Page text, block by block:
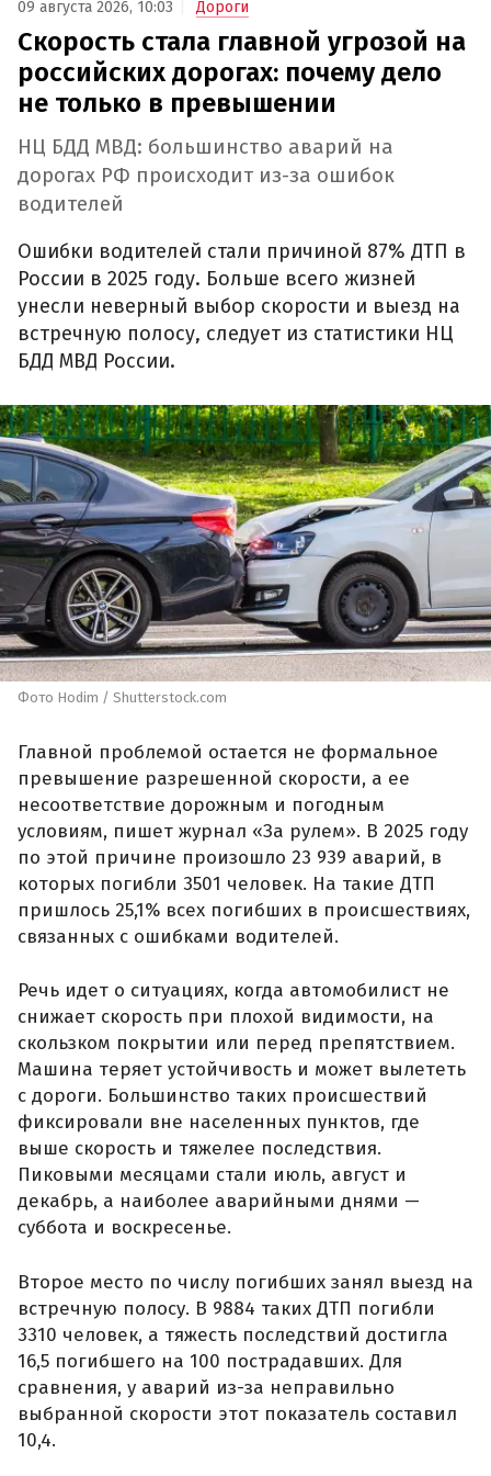
09 августа 2026, 10:03 Дороги
Скорость стала главной угрозой на
российских дорогах: почему дело
не только в превышении
НЦ БДД МВД: большинство аварий на
дорогах РФ происходит из-за ошибок
водителей
Ошибки водителей стали причиной 87% ДТП в
России в 2025 году. Больше всего жизней
унесли неверный выбор скорости и выезд на
встречную полосу, следует из статистики НЦ
БДД МВД России.
Фото Hodim / Shutterstock.com
Главной проблемой остается не формальное
превышение разрешенной скорости, а ее
несоответствие дорожным и погодным
условиям, пишет журнал «За рулем». В 2025 году
по этой причине произошло 23 939 аварий, в
которых погибли 3501 человек. На такие ДТП
пришлось 25,1% всех погибших в происшествиях,
связанных с ошибками водителей.
Речь идет о ситуациях, когда автомобилист не
снижает скорость при плохой видимости, на
скользком покрытии или перед препятствием.
Машина теряет устойчивость и может вылететь
с дороги. Большинство таких происшествий
фиксировали вне населенных пунктов, где
выше скорость и тяжелее последствия.
Пиковыми месяцами стали июль, август и
декабрь, а наиболее аварийными днями —
суббота и воскресенье.
Второе место по числу погибших занял выезд на
встречную полосу. В 9884 таких ДТП погибли
3310 человек, а тяжесть последствий достигла
16,5 погибшего на 100 пострадавших. Для
сравнения, у аварий из-за неправильно
выбранной скорости этот показатель составил
10,4.